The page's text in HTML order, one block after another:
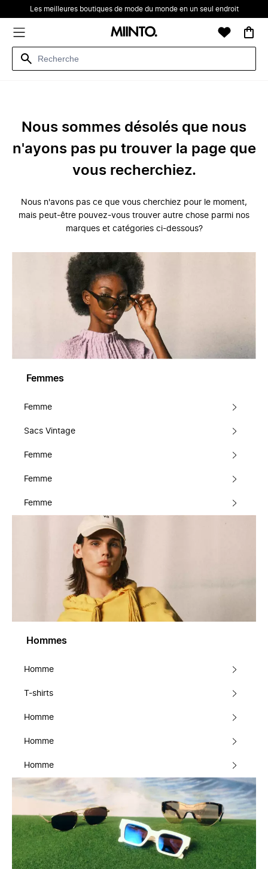
Les meilleures boutiques de mode du monde en un seul endroit
Nous sommes désolés que nous
n'ayons pas pu trouver la page que
vous recherchiez.
Nous n'avons pas ce que vous cherchiez pour le moment,
mais peut-être pouvez-vous trouver autre chose parmi nos
marques et catégories ci-dessous?
Femmes
Femme
Sacs Vintage
Femme
Femme
Femme
Hommes
Homme
T-shirts
Homme
Homme
Homme